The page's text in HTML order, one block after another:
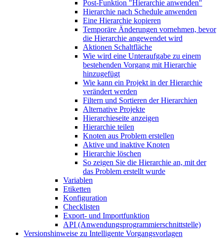
Post-Funktion "Hierarchie anwenden"
Hierarchie nach Schedule anwenden
Eine Hierarchie kopieren
Temporäre Änderungen vornehmen, bevor
die Hierarchie angewendet wird
Aktionen Schaltfläche
Wie wird eine Unteraufgabe zu einem
bestehenden Vorgang mit Hierarchie
hinzugefügt
Wie kann ein Projekt in der Hierarchie
verändert werden
Filtern und Sortieren der Hierarchien
Alternative Projekte
Hierarchieseite anzeigen
Hierarchie teilen
Knoten aus Problem erstellen
Aktive und inaktive Knoten
Hierarchie löschen
So zeigen Sie die Hierarchie an, mit der
das Problem erstellt wurde
Variablen
Etiketten
Konfiguration
Checklisten
Export- und Importfunktion
API (Anwendungsprogrammierschnittstelle)
Versionshinweise zu Intelligente Vorgangsvorlagen